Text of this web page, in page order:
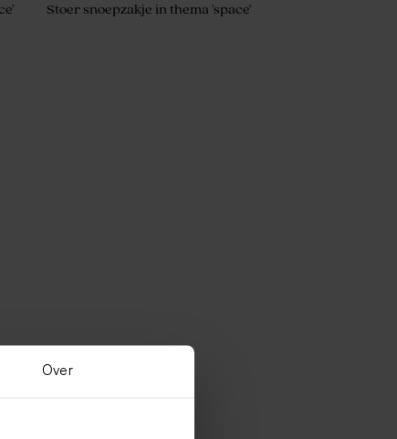
Over
Stoer snoepzakje in thema 'space'